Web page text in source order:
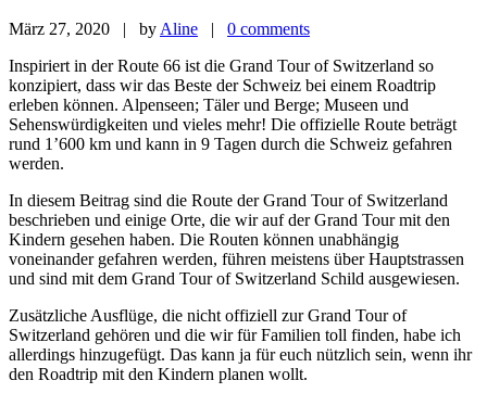
März 27, 2020 | byAline | 0 comments
Inspiriert in der Route 66 ist die Grand Tour of Switzerland so
konzipiert, dass wir das Beste der Schweiz bei einem Roadtrip
erleben können. Alpenseen; Täler und Berge; Museen und
Sehenswürdigkeiten und vieles mehr! Die offizielle Route beträgt
rund 1’600 km und kann in 9 Tagen durch die Schweiz gefahren
werden.
In diesem Beitrag sind die Route der Grand Tour of Switzerland
beschrieben und einige Orte, die wir auf der Grand Tour mit den
Kindern gesehen haben. Die Routen können unabhängig
voneinander gefahren werden, führen meistens über Hauptstrassen
und sind mit dem Grand Tour of Switzerland Schild ausgewiesen.
Zusätzliche Ausflüge, die nicht offiziell zur Grand Tour of
Switzerland gehören und die wir für Familien toll finden, habe ich
allerdings hinzugefügt. Das kann ja für euch nützlich sein, wenn ihr
den Roadtrip mit den Kindern planen wollt.